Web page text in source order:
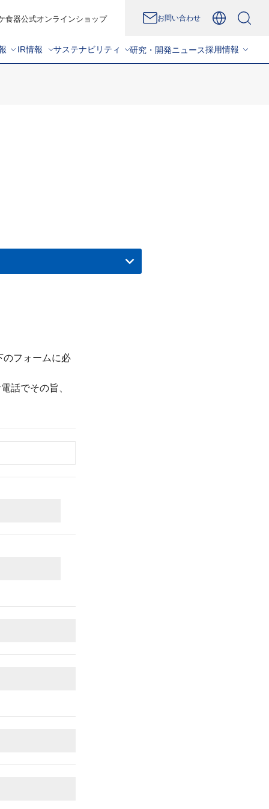
食器公式オンラインショップ お問い合わせ
IR情報 サステナビリティ 研究・開発ニュース採用情報
のフォームに必
話でその旨、